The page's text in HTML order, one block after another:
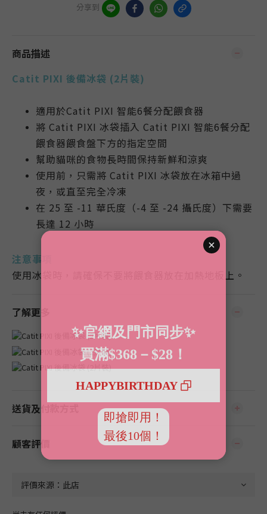
分享到
商品描述
Catit PIXI 後備冰袋 (2片裝)
適用於Catit PIXI 智能6餐分配餵食器
將 Catit PIXI 冰袋插入 Catit PIXI 智能6餐分配
餵食器餵食盤下方的指定空間
幫助貓咪的食物長時間保持新鮮和涼爽
使用前，只需將 Catit PIXI 冰袋放在冰箱中過
夜，或直至完全冷凍
在 25 至 -11 華氏度（-4 至 -24 攝氏度）下需要
長達 12 小時
注意事項
使用冰袋時，請確保不要將餵食器放在加熱地板上。
了解更多
送貨及付款方式
顧客評價